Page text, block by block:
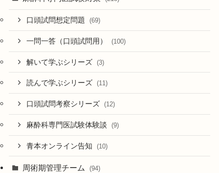
口頭試問想定問題 (69)
一問一答（口頭試問用） (100)
解いて学ぶシリーズ (3)
読んで学ぶシリーズ (11)
口頭試問考察シリーズ (12)
麻酔科専門医試験体験談 (9)
青本オンライン告知 (10)
周術期管理チーム (94)